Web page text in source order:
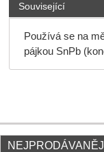
Související
Používá se na
pájkou SnPb